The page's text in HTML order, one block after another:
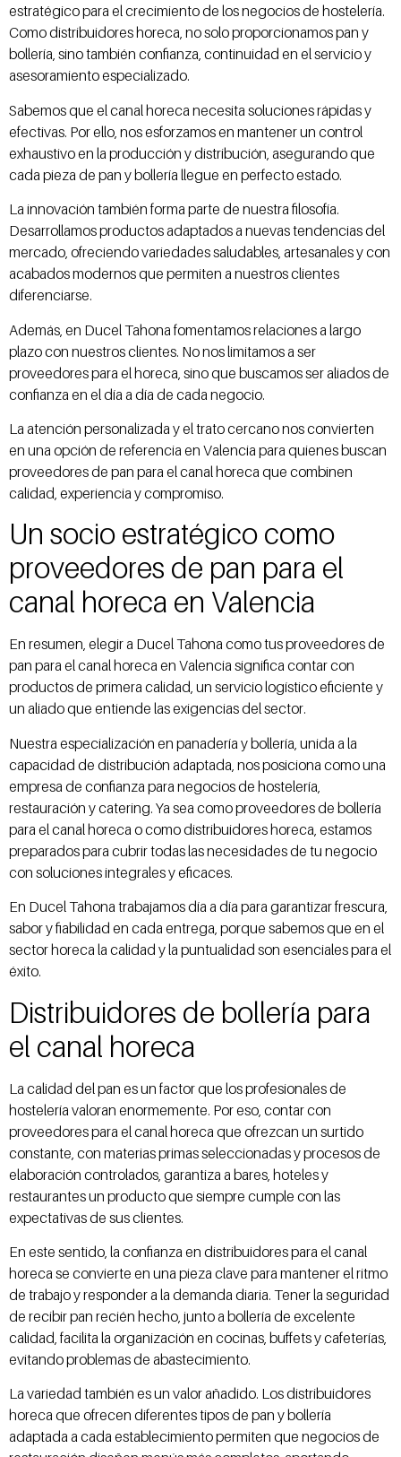
estratégico para el crecimiento de los negocios de hostelería.
Como distribuidores horeca, no solo proporcionamos pan y
bollería, sino también confianza, continuidad en el servicio y
asesoramiento especializado.
Sabemos que el canal horeca necesita soluciones rápidas y
efectivas. Por ello, nos esforzamos en mantener un control
exhaustivo en la producción y distribución, asegurando que
cada pieza de pan y bollería llegue en perfecto estado.
La innovación también forma parte de nuestra filosofía.
Desarrollamos productos adaptados a nuevas tendencias del
mercado, ofreciendo variedades saludables, artesanales y con
acabados modernos que permiten a nuestros clientes
diferenciarse.
Además, en Ducel Tahona fomentamos relaciones a largo
plazo con nuestros clientes. No nos limitamos a ser
proveedores para el horeca, sino que buscamos ser aliados de
confianza en el día a día de cada negocio.
La atención personalizada y el trato cercano nos convierten
en una opción de referencia en Valencia para quienes buscan
proveedores de pan para el canal horeca que combinen
calidad, experiencia y compromiso.
Un socio estratégico como
proveedores de pan para el
canal horeca en Valencia
En resumen, elegir a Ducel Tahona como tus proveedores de
pan para el canal horeca en Valencia significa contar con
productos de primera calidad, un servicio logístico eficiente y
un aliado que entiende las exigencias del sector.
Nuestra especialización en panadería y bollería, unida a la
capacidad de distribución adaptada, nos posiciona como una
empresa de confianza para negocios de hostelería,
restauración y catering. Ya sea como proveedores de bollería
para el canal horeca o como distribuidores horeca, estamos
preparados para cubrir todas las necesidades de tu negocio
con soluciones integrales y eficaces.
En Ducel Tahona trabajamos día a día para garantizar frescura,
sabor y fiabilidad en cada entrega, porque sabemos que en el
sector horeca la calidad y la puntualidad son esenciales para el
éxito.
Distribuidores de bollería para
el canal horeca
La calidad del pan es un factor que los profesionales de
hostelería valoran enormemente. Por eso, contar con
proveedores para el canal horeca que ofrezcan un surtido
constante, con materias primas seleccionadas y procesos de
elaboración controlados, garantiza a bares, hoteles y
restaurantes un producto que siempre cumple con las
expectativas de sus clientes.
En este sentido, la confianza en distribuidores para el canal
horeca se convierte en una pieza clave para mantener el ritmo
de trabajo y responder a la demanda diaria. Tener la seguridad
de recibir pan recién hecho, junto a bollería de excelente
calidad, facilita la organización en cocinas, buffets y cafeterías,
evitando problemas de abastecimiento.
La variedad también es un valor añadido. Los distribuidores
horeca que ofrecen diferentes tipos de pan y bollería
adaptada a cada establecimiento permiten que negocios de